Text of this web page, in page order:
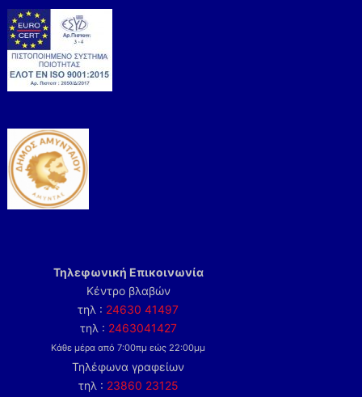
Τηλεφωνική Επικοινωνία
Κέντρο βλαβών
τηλ : 24630 41497
τηλ : 2463041427
Κάθε μέρα από 7:00πμ εώς 22:00μμ
Τηλέφωνα γραφείων
τηλ : 23860 23125